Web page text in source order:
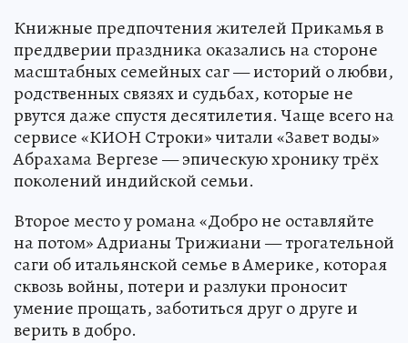
Книжные предпочтения жителей Прикамья в
преддверии праздника оказались на стороне
масштабных семейных саг — историй о любви,
родственных связях и судьбах, которые не
рвутся даже спустя десятилетия. Чаще всего на
сервисе «КИОН Строки» читали «Завет воды»
Абрахама Вергезе — эпическую хронику трёх
поколений индийской семьи.
Второе место у романа «Добро не оставляйте
на потом» Адрианы Трижиани — трогательной
саги об итальянской семье в Америке, которая
сквозь войны, потери и разлуки проносит
умение прощать, заботиться друг о друге и
верить в добро.